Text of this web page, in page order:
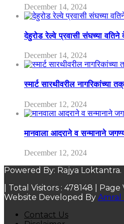
December 14, 2024
देहुरोड रेल्वे प्रवासी संघच्या
December 14, 2024
स्मार्ट सारथीवरील नागरिकांच्या
December 12, 2024
मानवाला आदराने व सन्मानाने
December 12, 2024
Powered By: Rajya Loktantra.
| Total Visitors : 478148 | Page
Website Developed By Amral
Contact Us